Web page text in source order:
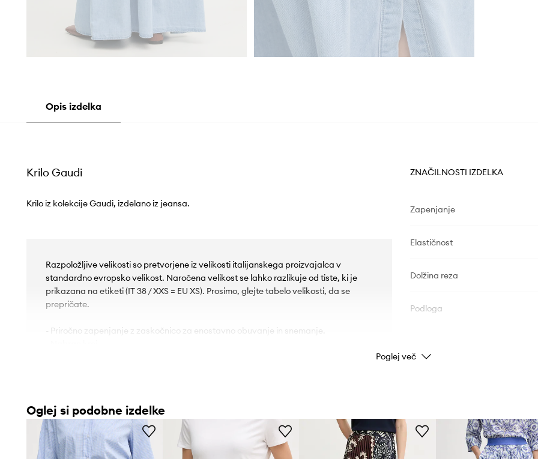
Opis izdelka
Krilo Gaudi
Krilo iz kolekcije Gaudi, izdelano iz jeansa.
Razpoložljive velikosti so pretvorjene iz velikosti italijanskega proizvajalca v
standardno evropsko velikost. Naročena velikost se lahko razlikuje od tiste, ki je
prikazana na etiketi (IT 38 / XXS = EU XS). Prosimo, glejte tabelo velikosti, da se
prepričate.
- Priročno zapenjanje z zaskočnico za enostavno obuvanje in snemanje.
ZNAČILNOSTI IZDELKA
Zapenjanje
Elastičnost
Dolžina reza
Podloga
PODATKI O IZDELKU
Barva
Poglej več
Oglej si podobne izdelke